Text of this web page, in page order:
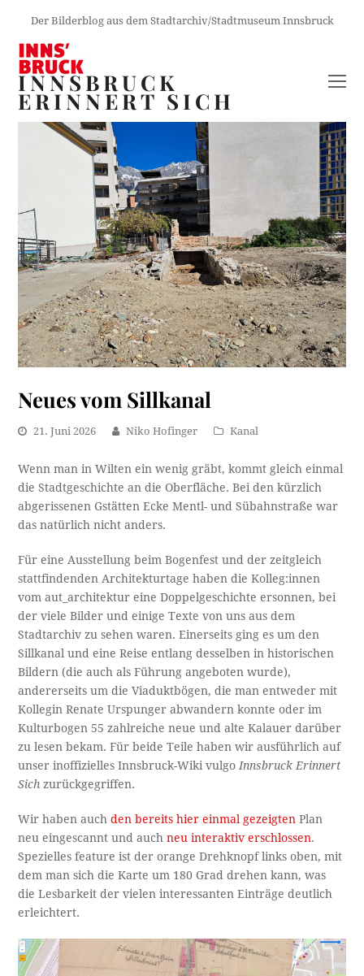
Der Bilderblog aus dem Stadtarchiv/Stadtmuseum Innsbruck
INNSBRUCK
ERINNERT SICH
Neues vom Sillkanal
21. Juni 2026 Niko Hofinger Kanal
Wenn man in Wilten ein wenig gräbt, kommt gleich einmal
die Stadtgeschichte an die Oberfläche. Bei den kürzlich
abgerissenen Gstätten Ecke Mentl- und Sübahnstraße war
das natürlich nicht anders.
Für eine Ausstellung beim Bogenfest und der zeitgleich
stattfindenden Architekturtage haben die Kolleg:innen
vom aut_architektur eine Doppelgeschichte ersonnen, bei
der viele Bilder und einige Texte von uns aus dem
Stadtarchiv zu sehen waren. Einerseits ging es um den
Sillkanal und eine Reise entlang desselben in historischen
Bildern (die auch als Führung angeboten wurde),
andererseits um die Viaduktbögen, die man entweder mit
Kollegin Renate Urspunger abwandern konnte oder im
Kulturbogen 55 zahlreiche neue und alte Kalauer darüber
zu lesen bekam. Für beide Teile haben wir ausführlich auf
unser inoffizielles Innsbruck-Wiki vulgoInnsbruck Erinnert
Sich zurückgegriffen.
Wir haben auchden bereits hier einmal gezeigten Plan
neu eingescannt und auchneu interaktiv erschlossen.
Spezielles feature ist der orange Drehknopf links oben, mit
dem man sich die Karte um 180 Grad drehen kann, was
die Lesbarkeit der vielen interessanten Einträge deutlich
erleichtert.